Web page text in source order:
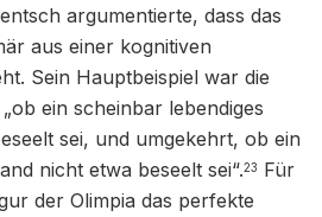
argumentierte, dass das
aus einer kognitiven
Sein Hauptbeispiel war die
ein scheinbar lebendiges
sei, und umgekehrt, ob ein
nicht etwa beseelt sei“.23 Für
der Olimpia das perfekte